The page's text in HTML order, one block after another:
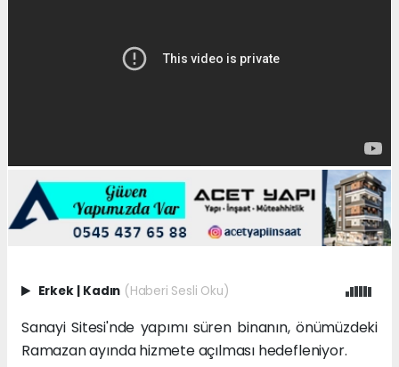
Erkek Kadın (Haberi Sesli Oku)
Sanayi Sitesi'nde yapımı süren binanın, önümüzdeki
Ramazan ayında hizmete açılması hedefleniyor.